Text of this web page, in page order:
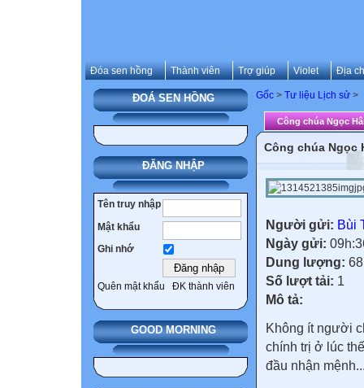
Đóa sen hồng Thành viên Trợ giúp Violet Địa
ĐOÁ SEN HỒNG
ĐĂNG NHẬP
Tên truy nhập
Mật khẩu
Ghi nhớ
Quên mật khẩu ĐK thành viên
GOOD MORNING
Gốc > Tư liệu Lịch sử >
Công chúa Ngọc
Công chúa Ngọc
Người gửi: Bùi
Ngày gửi:
Dung lượng:
Số lượt tải: 1
Mô tả:
Không ít người
chính trị ở lúc
đầu nhận